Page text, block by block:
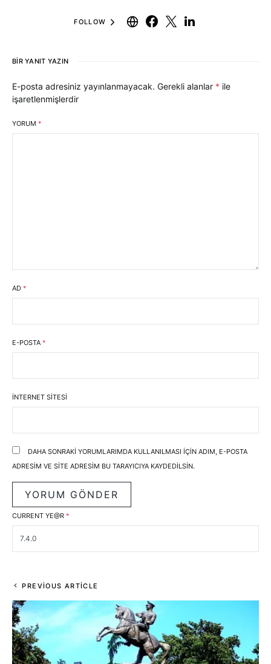
FOLLOW
BIR YANIT YAZIN
E-posta adresiniz yayınlanmayacak. Gerekli alanlar * ile
işaretlenmişlerdir
YORUM *
AD *
E-POSTA *
İNTERNET SITESI
DAHA SONRAKI YORUMLARIMDA KULLANILMASI IÇIN ADIM, E-POSTA
ADRESIM VE SITE ADRESIM BU TARAYICIYA KAYDEDILSIN.
CURRENT YE@R *
PREVIOUS ARTICLE